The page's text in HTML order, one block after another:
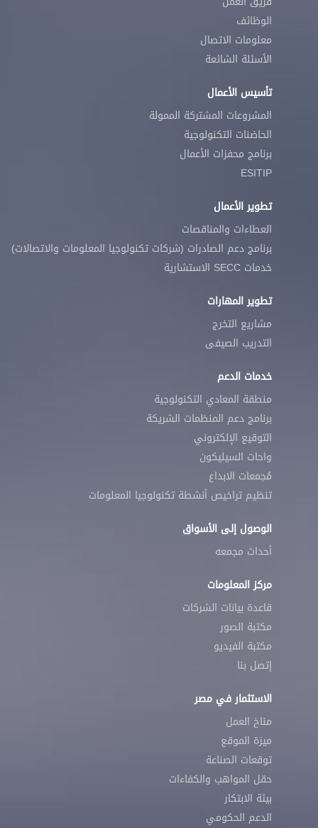
الوظائف
معلومات الاتصال
الأسئلة الشائعة
تأسيس الأعمال
المشروعات المشتركة الممولة
الحاضنات التكنولوجية
برنامج محفزات الأعمال
ESITIP
تطوير الأعمال
العطاءات والمناقصات
برنامج دعم الصادرات (شركات تكنولوجيا المعلومات والاتصالات)
خدمات SECC الاستشارية
تطوير المهارات
مشاريع التخرج
التدريب الصيفى
خدمات الدعم
منطقة المعادي التكنولوجية
برنامج دعم المنظمات الشريكة
التوقيع الإلكتروني
واحات السيليكون
مُجمعات الابداع
تنظيم تراخيص أنشطة تكنولوجيا المعلومات
الوصول إلى الأسواق
أحداث مجمعه
مركز المعلومات
قاعدة بيانات الشركات
مكتبة الصور
مكتبة الفيديو
إتصل بنا
الاستثمار في مصر
مناخ العمل
ميزة الموقع
توقعات الصناعة
حقل المواهب والكفاءات
بيئة الابتكار
الدعم الحكومي